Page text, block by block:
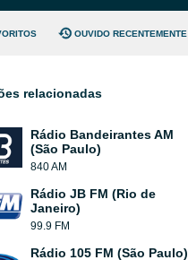
OUVIDO RECENTEMENTE
relacionadas
Rádio Bandeirantes AM
(São Paulo)
840 AM
Rádio JB FM (Rio de
Janeiro)
99.9 FM
Rádio 105 FM (São Paulo)